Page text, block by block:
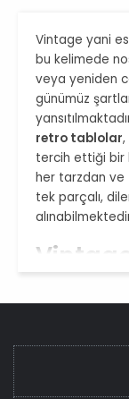
Vintage yani
bu kelimede
veya yeniden
günümüz
retro tablolar,
tercih ettiği bir
her tarzdan ve
tek parçalı,
zamanların
da o
anlam ifade